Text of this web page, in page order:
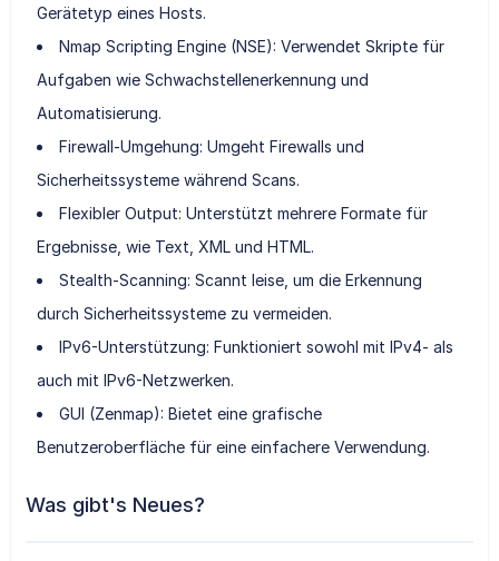
Gerätetyp eines Hosts.
Nmap Scripting Engine (NSE): Verwendet Skripte für
Aufgaben wie Schwachstellenerkennung und
Automatisierung.
Firewall-Umgehung: Umgeht Firewalls und
Sicherheitssysteme während Scans.
Flexibler Output: Unterstützt mehrere Formate für
Ergebnisse, wie Text, XML und HTML.
Stealth-Scanning: Scannt leise, um die Erkennung
durch Sicherheitssysteme zu vermeiden.
IPv6-Unterstützung: Funktioniert sowohl mit IPv4- als
auch mit IPv6-Netzwerken.
GUI (Zenmap): Bietet eine grafische
Benutzeroberfläche für eine einfachere Verwendung.
Was gibt's Neues?